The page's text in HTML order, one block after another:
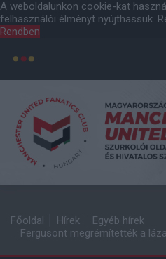
A weboldalunkon cookie-kat
felhasználói élményt nyújthassuk.
Rendben
Főoldal Hírek
Egyéb hírek
Fergusont megrémítették a